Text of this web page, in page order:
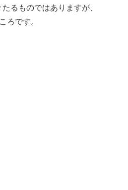
るものではありますが、
です。